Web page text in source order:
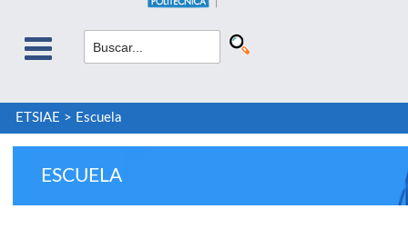
ETSIAE > Escuela
ESCUELA